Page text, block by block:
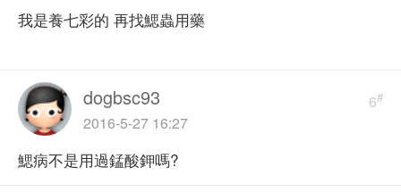
我是養七彩的 再找鰓蟲用藥
6#
dogbsc93
2016-5-27 16:27
鰓病不是用過錳酸鉀嗎?